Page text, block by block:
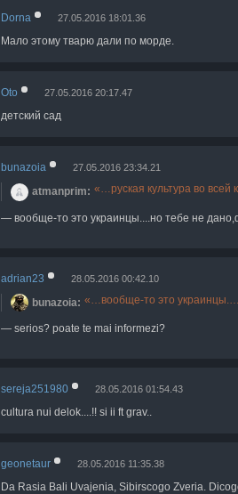
Dorna 27.05.2016 18:01.36
Мало этому тварю дали по морде.
Oto 27.05.2016 20:17.47
детский сад
bunazoia 27.05.2016 23:34.21
atmanprim руская культура во всей
вообще-то это украинцы....но тебе не
adrian23 28.05.2016 00:42.10
bunazoia вообще-то это украинцы.
serios? poate te mai informezi?
sereja251980 28.05.2016 01:54.43
cultura nui delok....!! si ii ft grav..
geonetaur 28.05.2016 11:35.38
Da Rasia Bali Uvajenia, Sibirscogo Zveria.